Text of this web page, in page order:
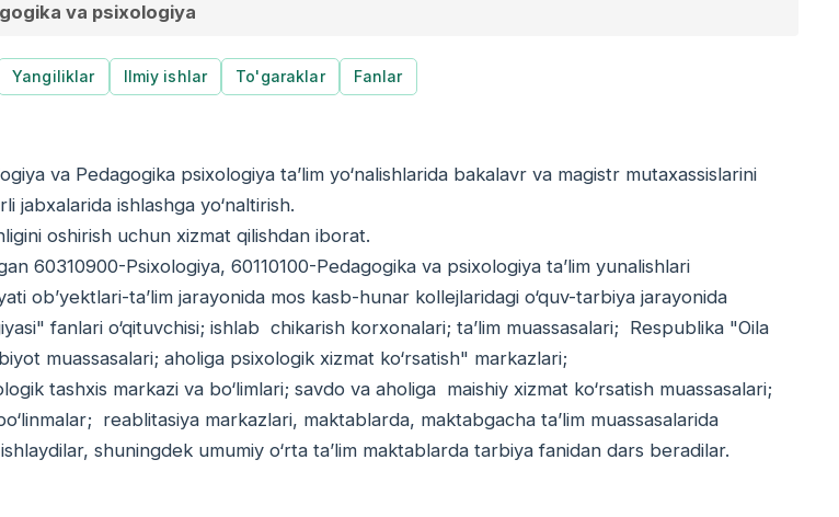
va psixologiya
Yangiliklar Ilmiy ishlar To'garaklar Fanlar
va Pedagogika psixologiya ta’lim yo‘nalishlarida bakalavr va magistr mutaxassislarini
jabxalarida ishlashga yo‘naltirish.
oshirish uchun xizmat qilishdan iborat.
60310900-Psixologiya, 60110100-Pedagogika va psixologiya ta’lim yunalishlari
ob’yektlari-ta’lim jarayonida mos kasb-hunar kollejlaridagi o‘quv-tarbiya jarayonida
fanlari o‘qituvchisi; ishlab chikarish korxonalari; ta’lim muassasalari; Respublika "Oila
muassasalari; aholiga psixologik xizmat ko‘rsatish" markazlari;
tashxis markazi va bo‘limlari; savdo va aholiga maishiy xizmat ko‘rsatish muassasalari;
reablitasiya markazlari, maktablarda, maktabgacha ta’lim muassasalarida
shuningdek umumiy o‘rta ta’lim maktablarda tarbiya fanidan dars beradilar.